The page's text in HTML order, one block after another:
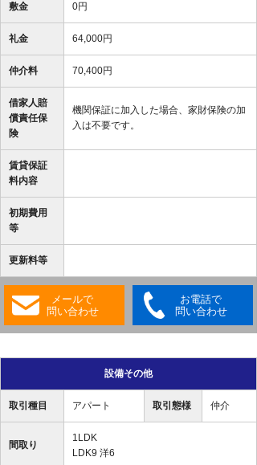
敷金 0円
礼金 64,000円
仲介料 70,400円
借家人賠
償責任保
険
機関保証に加入した場合、家財保険の加
入は不要です。
賃貸保証
料内容
初期費用
等
更新料等
メールで
問い合わせ
お電話で
問い合わせ
設備その他
取引種目 アパート 取引態様 仲介
間取り
1LDK
LDK9 洋6